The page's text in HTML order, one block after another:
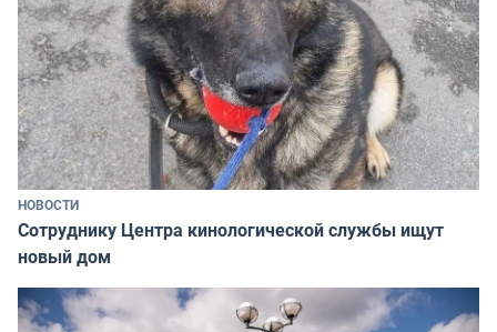
НОВОСТИ
Сотруднику Центра кинологической службы ищут
новый дом